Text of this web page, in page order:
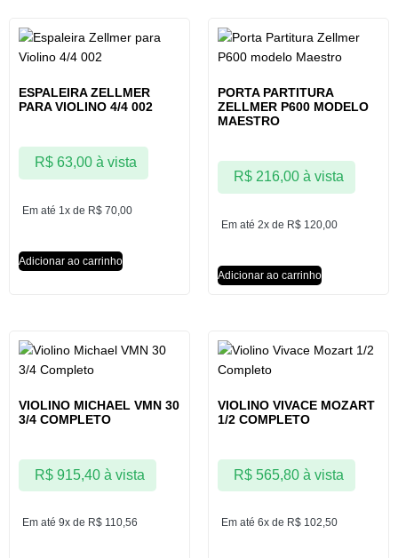
ESPALEIRA ZELLMER
PARA VIOLINO 4/4 002
Em até 1x de R$ 70,00
R$63,00 à vista
Adicionar ao carrinho
PORTA PARTITURA
ZELLMER P600 MODELO
MAESTRO
Em até 2x de R$ 120,00
R$216,00 à vista
Adicionar ao carrinho
VIOLINO MICHAEL VMN 30
3/4 COMPLETO
Em até 9x de R$ 110,56
R$915,40 à vista
VIOLINO VIVACE MOZART
1/2 COMPLETO
Em até 6x de R$ 102,50
R$565,80 à vista